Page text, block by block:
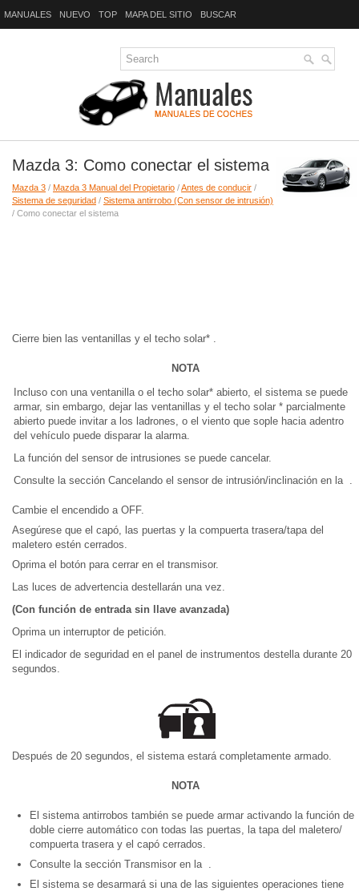
MANUALES NUEVO TOP MAPA DEL SITIO BUSCAR
Mazda 3: Como conectar el sistema
Mazda 3 / Mazda 3 Manual del Propietario /Antes de conducir /
Sistema de seguridad / Sistema antirrobo (Con sensor de intrusión)
/ Como conectar el sistema
Cierre bien las ventanillas y el techo solar* .
NOTA
Incluso con una ventanilla o el techo solar* abierto, el sistema se puede
armar, sin embargo, dejar las ventanillas y el techo solar * parcialmente
abierto puede invitar a los ladrones, o el viento que sople hacia adentro
del vehículo puede disparar la alarma.
La función del sensor de intrusiones se puede cancelar.
Consulte la sección Cancelando el sensor de intrusión/inclinación en la .
Cambie el encendido a OFF.
Asegúrese que el capó, las puertas y la compuerta trasera/tapa del
maletero estén cerrados.
Oprima el botón para cerrar en el transmisor.
Las luces de advertencia destellarán una vez.
(Con función de entrada sin llave avanzada)
Oprima un interruptor de petición.
El indicador de seguridad en el panel de instrumentos destella durante 20
segundos.
Después de 20 segundos, el sistema estará completamente armado.
NOTA
El sistema antirrobos también se puede armar activando la función de
doble cierre automático con todas las puertas, la tapa del maletero/
compuerta trasera y el capó cerrados.
Consulte la sección Transmisor en la .
El sistema se desarmará si una de las siguientes operaciones tiene